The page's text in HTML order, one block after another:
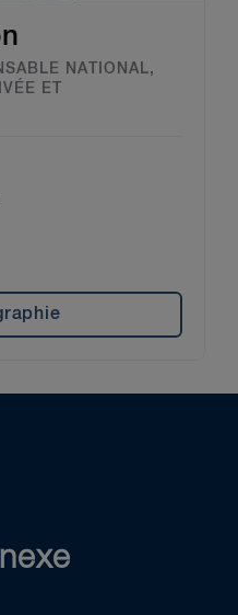
NATIONAL,
ET